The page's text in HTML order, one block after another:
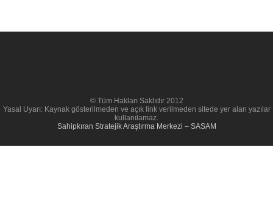
© Tüm Hakları Saklıdır 2012
Yasal Uyarı: Kaynak gösterilmeden ve açık link verilmeden sitede yer alan yazılar
kullanılamaz.
Sahipkıran Stratejik Araştırma Merkezi – SASAM